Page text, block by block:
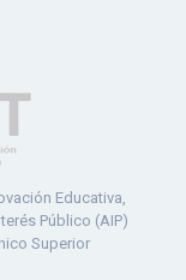
Educativa,
Público (AIP)
Superior